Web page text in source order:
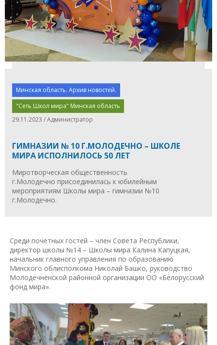
Минская область. Архив новостей.
"Сеть Школ мира" Минская область
29.11.2023 / Администратор
ГИМНАЗИИ № 10 Г.МОЛОДЕЧНО – ШКОЛЕ
МИРА ИСПОЛНИЛОСЬ 50 ЛЕТ
Миротворческая общественность
г.Молодечно присоединилась к юбилейным
мероприятиям Школы мира – гимназии №10
г.Молодечно.
Среди почетных гостей – член Совета Республики,
директор школы №14 – Школы мира Калина Капуцкая,
начальник главного управления по образованию
Минского облисполкома Николай Башко, руководство
Молодечненской районной организации ОО «Белорусский
фонд мира».